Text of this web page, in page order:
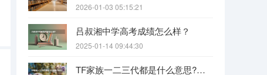
2026-01-03 05:15:21
吕叔湘中学高考成绩怎么样？
2025-01-14 09:44:30
TF家族一二三代都是什么意思?各代都有什么人?